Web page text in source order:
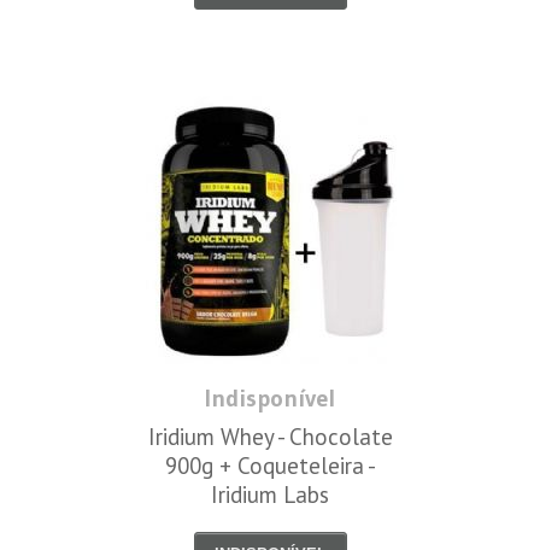
Indisponível
Iridium Whey - Chocolate
900g + Coqueteleira -
Iridium Labs